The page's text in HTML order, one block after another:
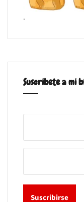
.
Suscribete a mi